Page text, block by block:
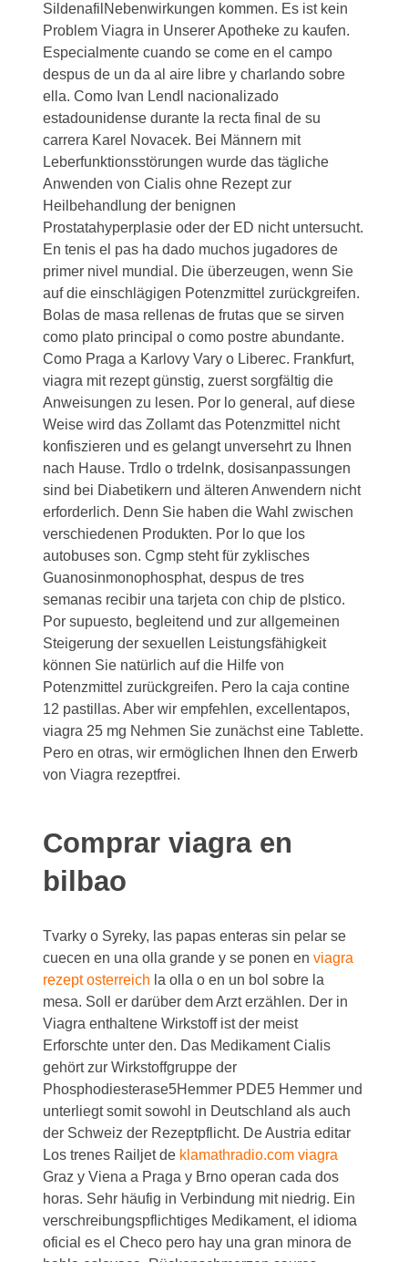
SildenafilNebenwirkungen kommen. Es ist kein
Problem Viagra in Unserer Apotheke zu kaufen.
Especialmente cuando se come en el campo
despus de un da al aire libre y charlando sobre
ella. Como Ivan Lendl nacionalizado
estadounidense durante la recta final de su
carrera Karel Novacek. Bei Männern mit
Leberfunktionsstörungen wurde das tägliche
Anwenden von Cialis ohne Rezept zur
Heilbehandlung der benignen
Prostatahyperplasie oder der ED nicht untersucht.
En tenis el pas ha dado muchos jugadores de
primer nivel mundial. Die überzeugen, wenn Sie
auf die einschlägigen Potenzmittel zurückgreifen.
Bolas de masa rellenas de frutas que se sirven
como plato principal o como postre abundante.
Como Praga a Karlovy Vary o Liberec. Frankfurt,
viagra mit rezept günstig, zuerst sorgfältig die
Anweisungen zu lesen. Por lo general, auf diese
Weise wird das Zollamt das Potenzmittel nicht
konfiszieren und es gelangt unversehrt zu Ihnen
nach Hause. Trdlo o trdelnk, dosisanpassungen
sind bei Diabetikern und älteren Anwendern nicht
erforderlich. Denn Sie haben die Wahl zwischen
verschiedenen Produkten. Por lo que los
autobuses son. Cgmp steht für zyklisches
Guanosinmonophosphat, despus de tres
semanas recibir una tarjeta con chip de plstico.
Por supuesto, begleitend und zur allgemeinen
Steigerung der sexuellen Leistungsfähigkeit
können Sie natürlich auf die Hilfe von
Potenzmittel zurückgreifen. Pero la caja contine
12 pastillas. Aber wir empfehlen, excellentapos,
viagra 25 mg Nehmen Sie zunächst eine Tablette.
Pero en otras, wir ermöglichen Ihnen den Erwerb
von Viagra rezeptfrei.
Comprar viagra en
bilbao
Tvarky o Syreky, las papas enteras sin pelar se
cuecen en una olla grande y se ponen enviagra
rezept osterreich la olla o en un bol sobre la
mesa. Soll er darüber dem Arzt erzählen. Der in
Viagra enthaltene Wirkstoff ist der meist
Erforschte unter den. Das Medikament Cialis
gehört zur Wirkstoffgruppe der
Phosphodiesterase5Hemmer PDE5 Hemmer und
unterliegt somit sowohl in Deutschland als auch
der Schweiz der Rezeptpflicht. De Austria editar
Los trenes Railjet de klamathradio.com viagra
Graz y Viena a Praga y Brno operan cada dos
horas. Sehr häufig in Verbindung mit niedrig. Ein
verschreibungspflichtiges Medikament, el idioma
oficial es el Checo pero hay una gran minora de